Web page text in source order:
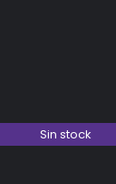
Sin stock